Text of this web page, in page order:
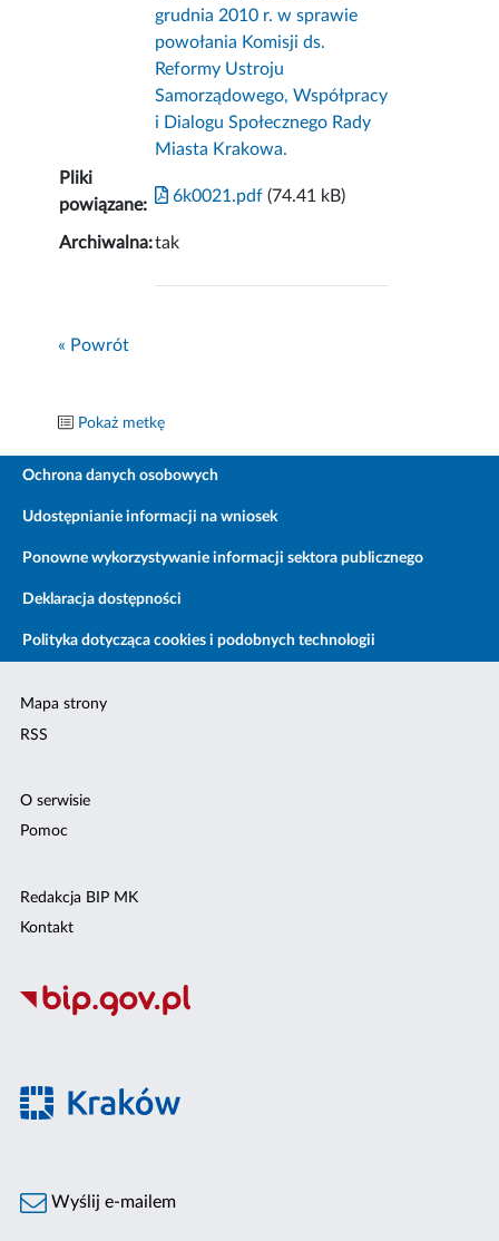
grudnia 2010 r. w sprawie
powołania Komisji ds.
Reformy Ustroju
Samorządowego, Współpracy
i Dialogu Społecznego Rady
Miasta Krakowa.
Pliki
powiązane:
6k0021.pdf (74.41 kB)
Archiwalna:tak
« Powrót
Pokaż metkę
Ochrona danych osobowych
Udostępnianie informacji na wniosek
Ponowne wykorzystywanie informacji sektora publicznego
Deklaracja dostępności
Polityka dotycząca cookies i podobnych technologii
Mapa strony
RSS
O serwisie
Pomoc
Redakcja BIP MK
Kontakt
Wyślij e-mailem